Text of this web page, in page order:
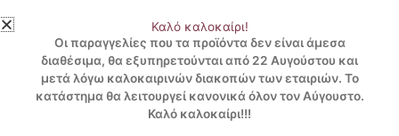
στο
περιεχόμενο
3 ΔΟΣΕΙΣ ΧΩΡΙΣ ΠΙΣΤΩΤΙΚΗ ΜΕ KLARNA
Λογαριασμός
Blog
0.00€
0
Cart
Καλό καλοκαίρι!
Οι παραγγελίες που τα προϊόντα δεν είναι άμεσα
διαθέσιμα, θα εξυπηρετούνται από 22 Αυγούστου και
μετά λόγω καλοκαιρινών διακοπών των εταιριών. Το
κατάστημα θα λειτουργεί κανονικά όλον τον Αύγουστο.
Καλό καλοκαίρι!!!